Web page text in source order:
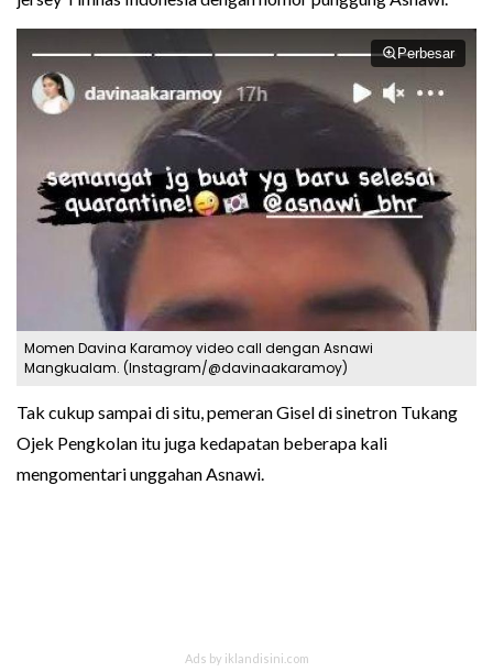
Perbesar
Momen Davina Karamoy video call dengan Asnawi
Mangkualam. (Instagram/@davinaakaramoy)
Tak cukup sampai di situ, pemeran Gisel di sinetron Tukang
Ojek Pengkolan itu juga kedapatan beberapa kali
mengomentari unggahan Asnawi.